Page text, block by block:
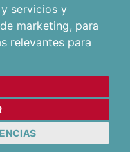
servicios y
marketing, para
relevantes para